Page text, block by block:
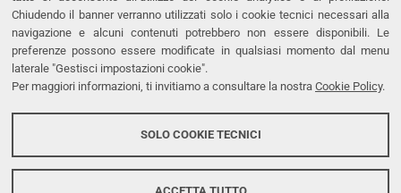
Chiudendo il banner verranno utilizzati solo i cookie tecnici necessari alla
navigazione e alcuni contenuti potrebbero non essere disponibili. Le
preferenze possono essere modificate in qualsiasi momento dal menu
laterale "Gestisci impostazioni cookie".
Per maggiori informazioni, ti invitiamo a consultare la nostra Cookie Policy.
SOLO COOKIE TECNICI
PEC
LINKS
Dichiarazione di accessibilità
Protezione dati personali